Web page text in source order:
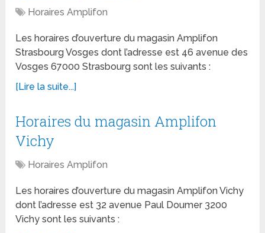
Horaires Amplifon
Les horaires d’ouverture du magasin Amplifon
Strasbourg Vosges dont l’adresse est 46 avenue des
Vosges 67000 Strasbourg sont les suivants :
[Lire la suite...]
Horaires du magasin Amplifon
Vichy
Horaires Amplifon
Les horaires d’ouverture du magasin Amplifon Vichy
dont l’adresse est 32 avenue Paul Doumer 3200
Vichy sont les suivants :